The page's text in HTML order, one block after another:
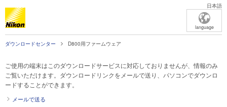
日本語
language
ダウンロードセンター D800用ファームウェア
ご使用の端末はこのダウンロードサービスに対応しておりませんが、情報のみ
ご覧いただけます。ダウンロードリンクをメールで送り、パソコンでダウンロ
ードすることができます。
メールで送る